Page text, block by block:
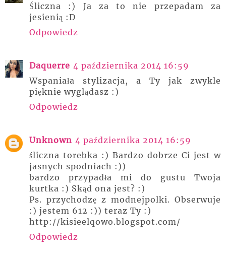
Śliczna :) Ja za to nie przepadam za
jesienią :D
Odpowiedz
Daquerre 4 października 2014 16:59
Wspaniała stylizacja, a Ty jak zwykle
pięknie wyglądasz :)
Odpowiedz
Unknown 4 października 2014 16:59
śliczna torebka :) Bardzo dobrze Ci jest w
jasnych spodniach :))
bardzo przypadła mi do gustu Twoja
kurtka :) Skąd ona jest? :)
Ps. przychodzę z modnejpolki. Obserwuje
:) jestem 612 :)) teraz Ty :)
http://kisieelqowo.blogspot.com/
Odpowiedz